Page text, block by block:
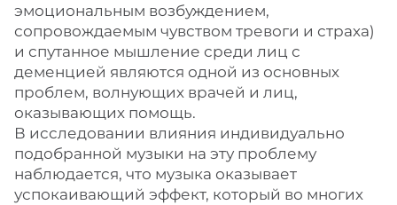
эмоциональным возбуждением,
сопровождаемым чувством тревоги и страха)
и спутанное мышление среди лиц с
деменцией являются одной из основных
проблем, волнующих врачей и лиц,
оказывающих помощь.
В исследовании влияния индивидуально
подобранной музыки на эту проблему
наблюдается, что музыка оказывает
успокаивающий эффект, который во многих